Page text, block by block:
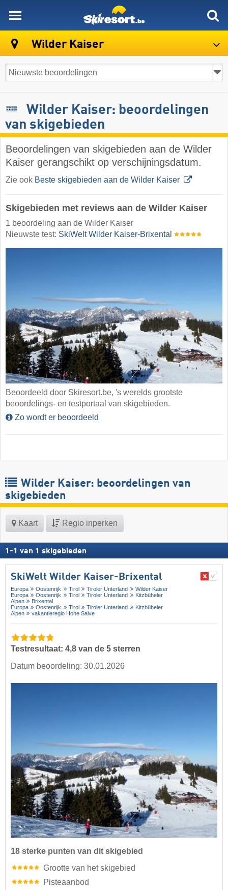
Wilder Kaiser
Wilder Kaiser: beoordelingen
van skigebieden
Beoordelingen van skigebieden aan de Wilder
Kaiser gerangschikt op verschijningsdatum.
Zie ook Beste skigebieden aan de Wilder Kaiser
Skigebieden met reviews aan de Wilder Kaiser
1 beoordeling aan de Wilder Kaiser
Nieuwste test: SkiWelt Wilder Kaiser-Brixental
Beoordeeld door Skiresort.be, 's werelds grootste
beoordelings- en testportaal van skigebieden.
Zo wordt er beoordeeld
Wilder Kaiser: beoordelingen van
skigebieden
Kaart Regio inperken
1 -1 van 1 skigebieden
SkiWelt Wilder Kaiser-Brixental
Europa Oostenrijk Tirol Tiroler Unterland
Wilder Kaiser
Europa
Oostenrijk Tirol Tiroler Unterland
Kitzbüheler
Alpen
Brixental
Europa
Oostenrijk Tirol Tiroler Unterland
Kitzbüheler
Alpen
vakantieregio Hohe Salve
Testresultaat: 4,8 van de 5 sterren
Datum beoordeling: 30.01.2026
18 sterke punten van dit skigebied
Grootte van het skigebied
Pisteaanbod